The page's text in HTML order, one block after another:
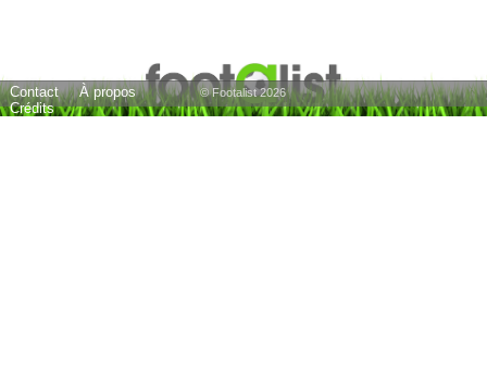
Contact
À propos
Crédits
© Footalist 2026